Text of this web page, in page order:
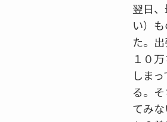
翌日
い）
た。
１０
しま
る。
てみ